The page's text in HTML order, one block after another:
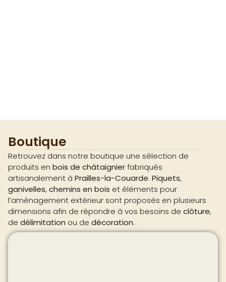
Boutique
Retrouvez dans notre boutique une sélection de
produits en bois de châtaignierfabriqués
artisanalement à Prailles-la-Couarde. Piquets,
ganivelles, chemins en bois et éléments pour
l’aménagement extérieur sont proposés en plusieurs
dimensions afin de répondre à vos besoins de clôture,
de délimitation ou de décoration.